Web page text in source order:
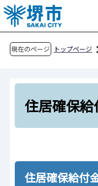
こ
の
ペ
現在のページ トップページ
住居確保給付
住居確保
住居確保給付